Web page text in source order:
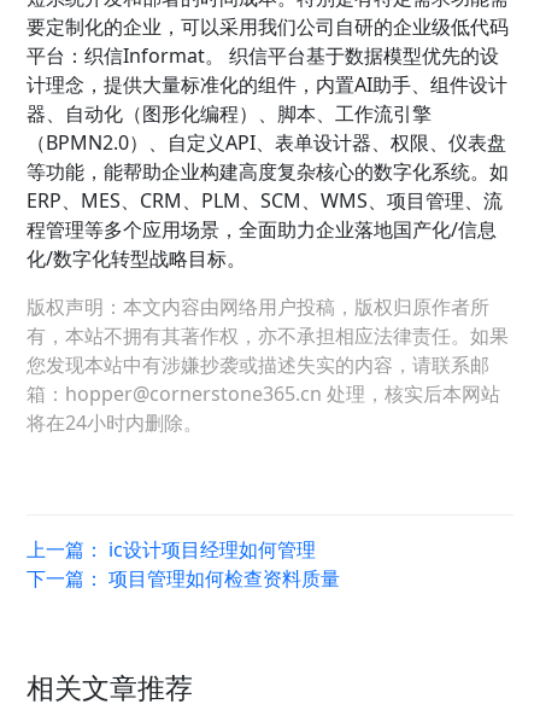
要定制化的企业，可以采用我们公司自研的企业级低代码
平台：织信Informat。 织信平台基于数据模型优先的设
计理念，提供大量标准化的组件，内置AI助手、组件设计
器、自动化（图形化编程）、脚本、工作流引擎
（BPMN2.0）、自定义API、表单设计器、权限、仪表盘
等功能，能帮助企业构建高度复杂核心的数字化系统。如
ERP、MES、CRM、PLM、SCM、WMS、项目管理、流
程管理等多个应用场景，全面助力企业落地国产化/信息
化/数字化转型战略目标。
版权声明：本文内容由网络用户投稿，版权归原作者所
有，本站不拥有其著作权，亦不承担相应法律责任。如果
您发现本站中有涉嫌抄袭或描述失实的内容，请联系邮
箱：hopper@cornerstone365.cn 处理，核实后本网站
将在24小时内删除。
上一篇： ic设计项目经理如何管理
下一篇：项目管理如何检查资料质量
相关文章推荐